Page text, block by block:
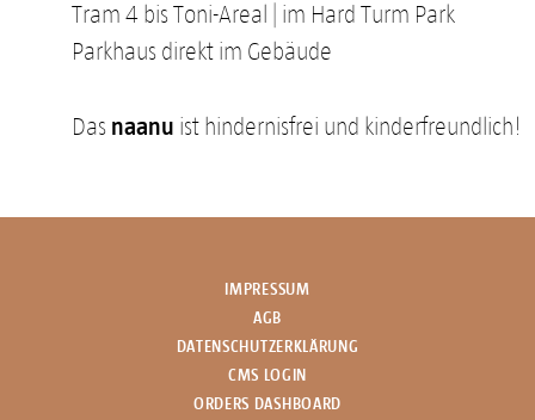
Tram 4 bis Toni-Areal | im Hard Turm Park
Parkhaus direkt im Gebäude
Das naanu ist hindernisfrei und kinderfreundlich!
IMPRESSUM
AGB
DATENSCHUTZERKLÄRUNG
CMS LOGIN
ORDERS DASHBOARD